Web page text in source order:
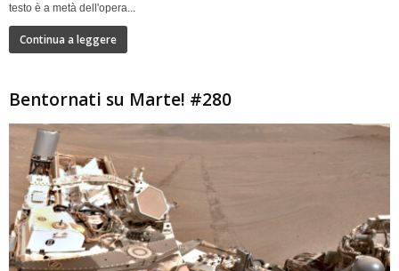
testo è a metà dell'opera...
Continua a leggere
Bentornati su Marte! #280